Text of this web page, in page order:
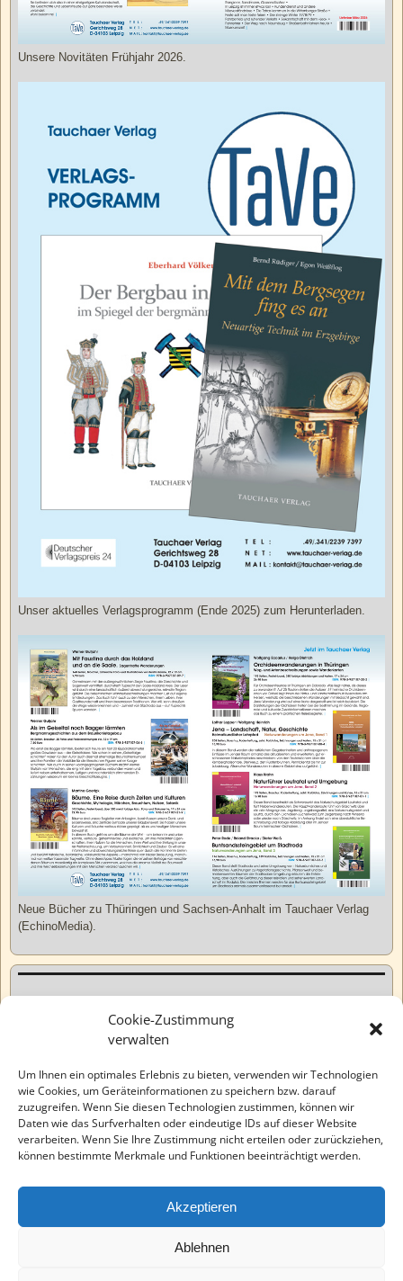
Cookie-Zustimmung
verwalten
Um Ihnen ein optimales Erlebnis zu bieten, verwenden wir Technologien
wie Cookies, um Geräteinformationen zu speichern bzw. darauf
zuzugreifen. Wenn Sie diesen Technologien zustimmen, können wir
Daten wie das Surfverhalten oder eindeutige IDs auf dieser Website
verarbeiten. Wenn Sie Ihre Zustimmung nicht erteilen oder zurückziehen,
können bestimmte Merkmale und Funktionen beeinträchtigt werden.
Akzeptieren
Ablehnen
Unsere Novitäten Frühjahr 2026.
Unser aktuelles Verlagsprogramm (Ende 2025) zum Herunterladen.
Neue Bücher zu Thüringen und Sachsen-Anhalt im Tauchaer Verlag
(EchinoMedia).
Varia